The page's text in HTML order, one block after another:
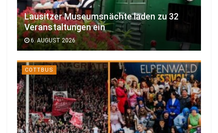
Lausitzer Museumsnächte laden zu 32
Veranstaltungen ein
6. AUGUST 2026
COTTBUS